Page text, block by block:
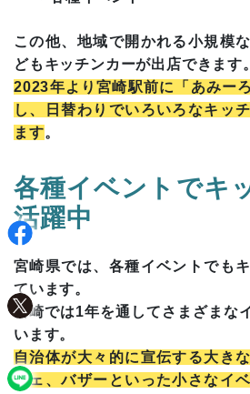
この他、地域で開かれる小規模
どもキッチンカーが出店できます。
2023年より宮崎駅前に「あみー
し、日替わりでいろいろなキッ
ます。
各種イベントでキ
活躍中
宮崎県では、各種イベントでも
ています。
宮崎では1年を通してさまざまな
います。
自治体が大々的に宣伝する大き
シェ、バザーといった小さなイ